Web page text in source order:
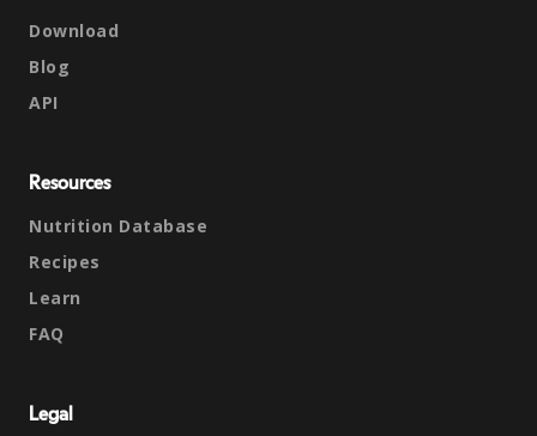
Download
Blog
API
Resources
Nutrition Database
Recipes
Learn
FAQ
Legal